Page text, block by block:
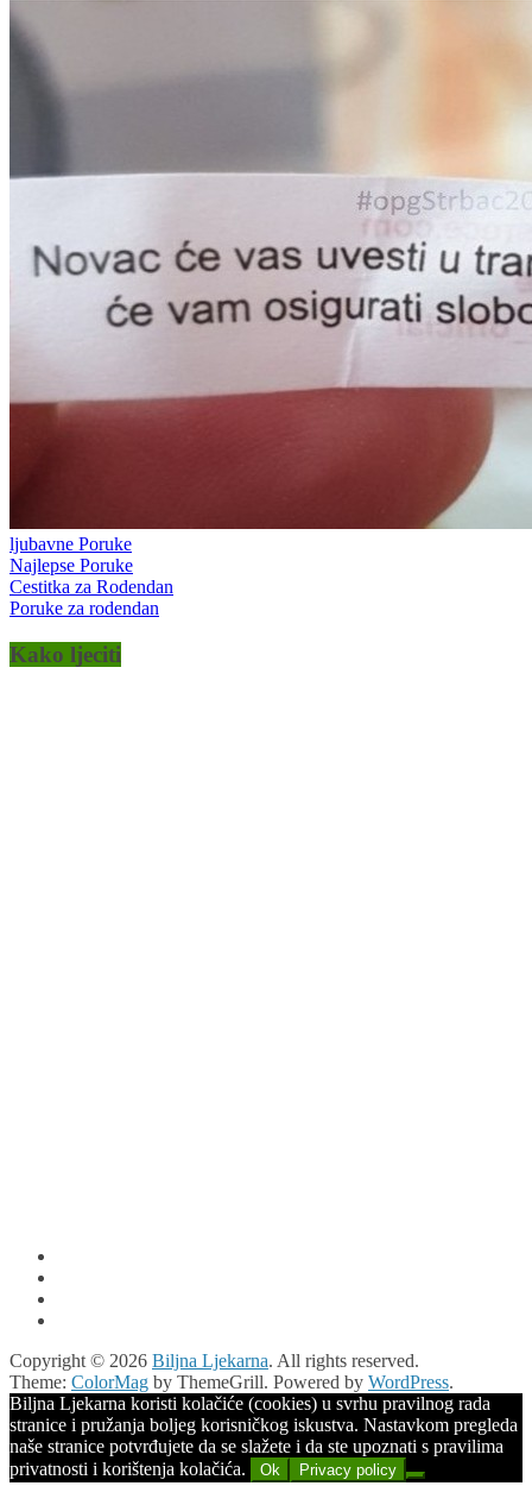
ljubavne Poruke
Najlepse Poruke
Cestitka za Rodendan
Poruke za rodendan
Kako ljeciti
Copyright © 2026 Biljna Ljekarna. All rights reserved.
Theme: ColorMag by ThemeGrill. Powered by WordPress.
Biljna Ljekarna koristi kolačiće (cookies) u svrhu pravilnog rada
stranice i pružanja boljeg korisničkog iskustva. Nastavkom pregleda
naše stranice potvrđujete da se slažete i da ste upoznati s pravilima
privatnosti i korištenja kolačića.
Ok Privacy policy